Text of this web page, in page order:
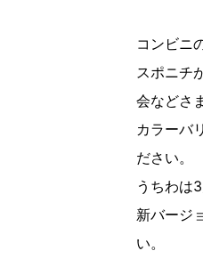
コンビニ
スポニチ
会などさ
カラーバ
ださい。
うちわは
新バージ
い。